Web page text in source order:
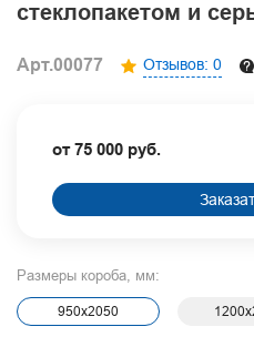
стеклопакетом и
Арт.00077 Отзывов: 0
от 75 000 руб.
Размеры короба, мм:
950х2050